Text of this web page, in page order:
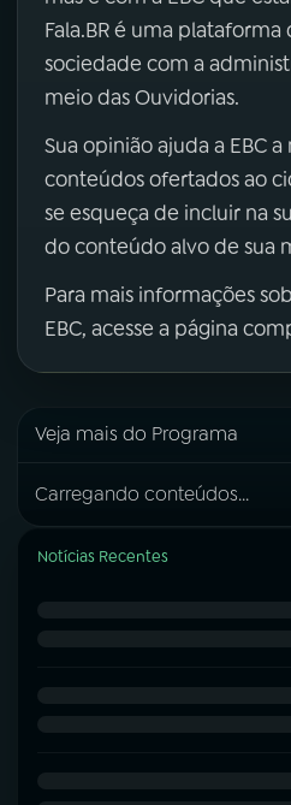
Fala.BR é uma
sociedade com a
meio das Ouvidorias.
Sua opinião ajuda a EBC
conteúdos ofertados ao
se esqueça de incluir na
do conteúdo alvo de sua
Para mais informações
EBC, acesse a página
Veja mais do Programa
Carregando conteúdos...
Notícias Recentes